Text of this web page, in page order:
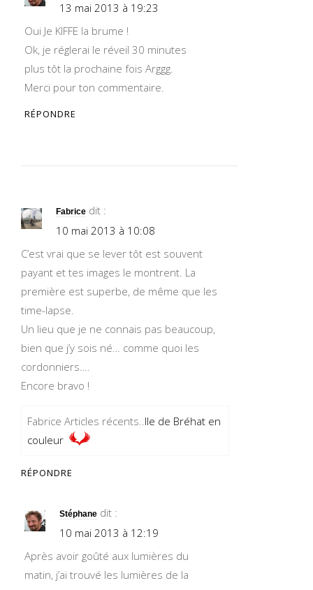
13 mai 2013 à 19:23
Oui Je KIFFE la brume !
Ok, je réglerai le réveil 30 minutes
plus tôt la prochaine fois Arggg.
Merci pour ton commentaire.
RÉPONDRE
Fabrice dit :
10 mai 2013 à 10:08
C’est vrai que se lever tôt est souvent
payant et tes images le montrent. La
première est superbe, de même que les
time-lapse.
Un lieu que je ne connais pas beaucoup,
bien que j’y sois né… comme quoi les
cordonniers….
Encore bravo !
Fabrice Articles récents..Ile de Bréhat en
couleur
RÉPONDRE
Stéphane dit :
10 mai 2013 à 12:19
Après avoir goûté aux lumières du
matin, j’ai trouvé les lumières de la